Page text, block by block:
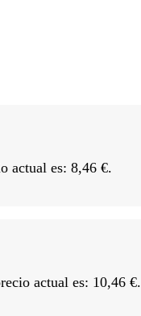
actual es: 8,46 €.
actual es: 10,46 €.